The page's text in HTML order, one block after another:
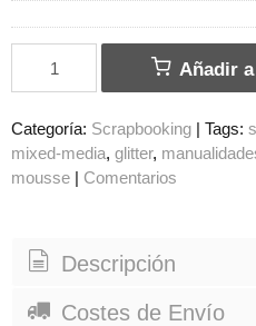
Añadir
Categoría: Scrapbooking | Tags:
mixed-media glitter
mousse | Comentarios
Descripción
Costes de Envío